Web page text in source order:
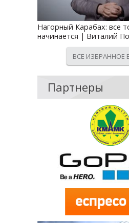
Нагорный Карабах: все
начинается | Виталий
ВСЕ ИЗБРАННОЕ
Партнеры